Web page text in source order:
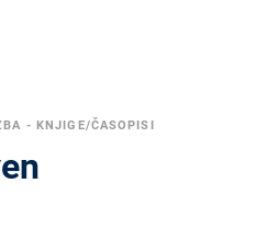
- KNJIGE/ČASOPISI